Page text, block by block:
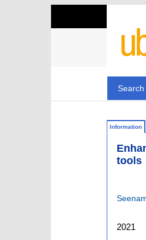
Search
Information
tools
2021